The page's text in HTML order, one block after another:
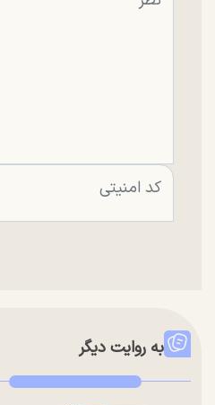
به روایت دیگر